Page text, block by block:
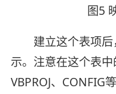
图5
建立这个表项后
示。注意在这个表
VBPROJ、CONFIG